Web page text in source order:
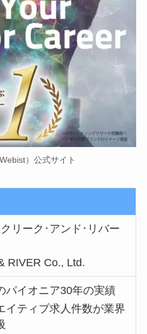
）公式サイト
リーク･アンド･リバー
RIVER Co., Ltd.
パイオニア30年の実績
イティブ求人件数が業界